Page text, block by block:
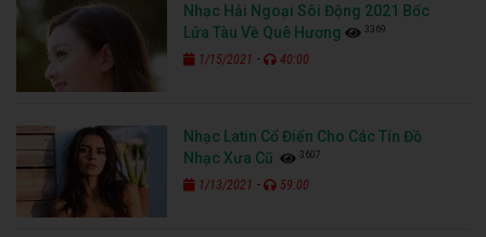
Nhạc Hải Ngoại Sôi Động 2021 Bốc
Lửa Tàu Về Quê Hương
3369
1/15/2021 - 40:00
Nhạc Latin Cổ Điển Cho Các Tín Đồ
Nhạc Xưa Cũ
3607
1/13/2021 - 59:00